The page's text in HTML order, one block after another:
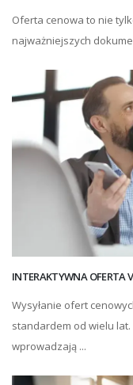
Oferta cenowa to nie
najważniejszych
INTERAKTYWNA OFERTA
Wysyłanie ofert
standardem od wielu
wprowadzają ...